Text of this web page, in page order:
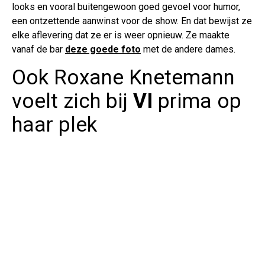
looks en vooral buitengewoon goed gevoel voor humor,
een ontzettende aanwinst voor de show. En dat bewijst ze
elke aflevering dat ze er is weer opnieuw. Ze maakte
vanaf de bar deze goede foto met de andere dames.
Ook Roxane Knetemann
voelt zich bij VI prima op
haar plek